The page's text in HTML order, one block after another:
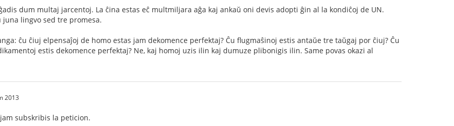
dum multaj jarcentoj. La ĉina estas eĉ multmiljara aĝa kaj ankaŭ oni devis adopti ĝin al la kondiĉoj de UN.
juna lingvo sed tre promesa.
ĉu ĉiuj elpensaĵoj de homo estas jam dekomence perfektaj? Ĉu flugmaŝinoj estis antaŭe tre taŭgaj por ĉiuj? Ĉu
estis dekomence perfektaj? Ne, kaj homoj uzis ilin kaj dumuze plibonigis ilin. Same povas okazi al
2013
subskribis la peticion.